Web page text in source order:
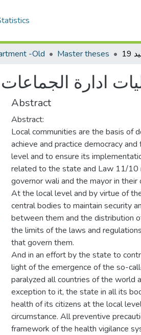
-Old Master theses
ادارة
Abstract
Abstract:
Local communities are the basis of
achieve and practice democracy
level and to ensure its
related to the state and Law 11/10
governor wali and the mayor in
At the local level and by virtue of
central bodies to maintain security
between them and the distribution
the limits of the laws and
that govern them.
And in an effort by the state to
light of the emergence of the so-
paralyzed all countries of the world
exception to it, the state in all its
health of its citizens at the local
circumstance. All preventive
framework of the health vigilance